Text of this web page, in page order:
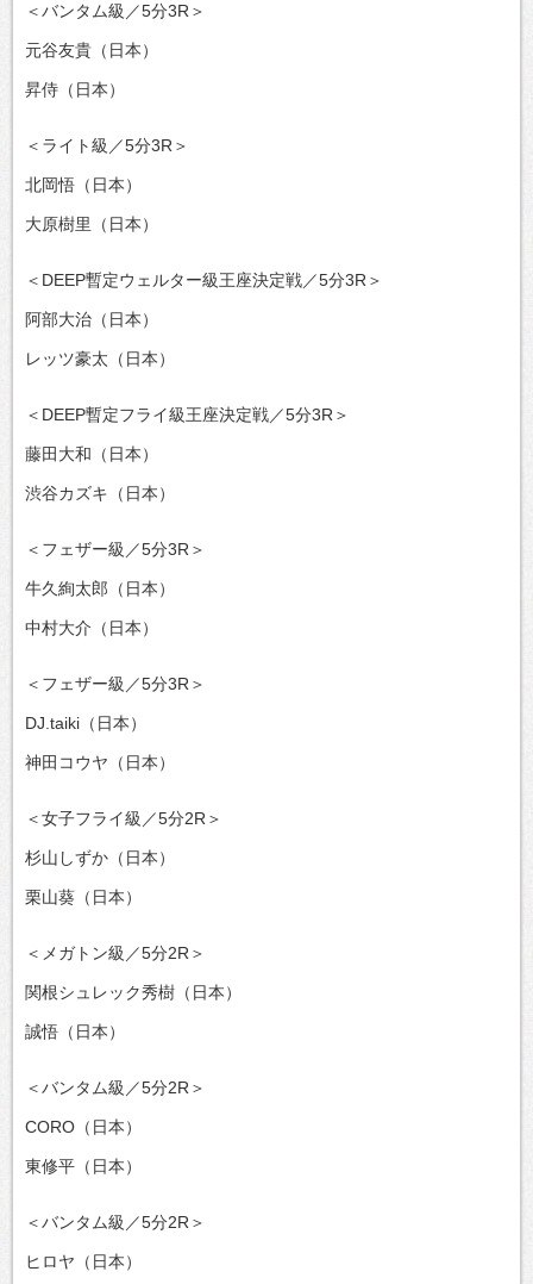
＜バンタム級／5分3R＞
元谷友貴（日本）
昇侍（日本）
＜ライト級／5分3R＞
北岡悟（日本）
大原樹里（日本）
＜DEEP暫定ウェルター級王座決定戦／5分3R＞
阿部大治（日本）
レッツ豪太（日本）
＜DEEP暫定フライ級王座決定戦／5分3R＞
藤田大和（日本）
渋谷カズキ（日本）
＜フェザー級／5分3R＞
牛久絢太郎（日本）
中村大介（日本）
＜フェザー級／5分3R＞
DJ.taiki（日本）
神田コウヤ（日本）
＜女子フライ級／5分2R＞
杉山しずか（日本）
栗山葵（日本）
＜メガトン級／5分2R＞
関根シュレック秀樹（日本）
誠悟（日本）
＜バンタム級／5分2R＞
CORO（日本）
東修平（日本）
＜バンタム級／5分2R＞
ヒロヤ（日本）